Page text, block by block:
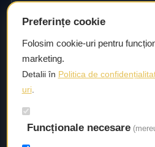
Consultanță și asistență
Consultanță și asistență tehnică
potrivite și efectuarea reparațiilor
Livrare rapidă
Preferințe cookie
Folosim cookie-uri pentru
marketing.
Detalii în Politica de
uri.
Funcționale necesare